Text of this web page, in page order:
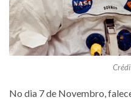
No dia 7 de Novembro,